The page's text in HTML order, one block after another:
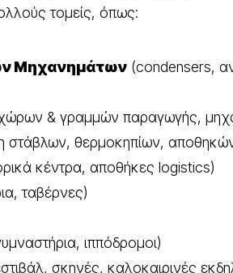
τομείς, όπως:
Μηχανημάτων (condensers,
& γραμμών παραγωγής,
στάβλων, θερμοκηπίων,
κέντρα, αποθήκες logistics)
ταβέρνες)
ιππόδρομοι)
σκηνές, καλοκαιρινές